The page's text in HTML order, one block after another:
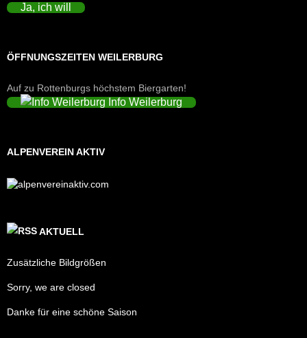
Ja, ich will
ÖFFNUNGSZEITEN WEILERBURG
Auf zu Rottenburgs höchstem Biergarten!
Info Weilerburg
ALPENVEREIN AKTIV
AKTUELL
Zusätzliche Bildgrößen
Sorry, we are closed
Danke für eine schöne Saison